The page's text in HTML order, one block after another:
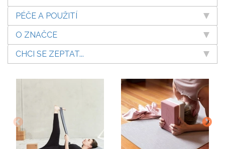
PÉČE A POUŽITÍ
O ZNAČCE
CHCI SE ZEPTAT...